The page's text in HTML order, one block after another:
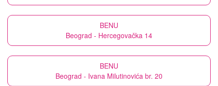
BENU
Beograd - Hercegovačka 14
BENU
Beograd - Ivana Milutinovića br. 20